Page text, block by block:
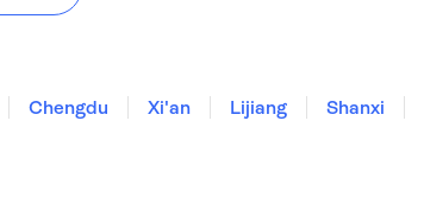
Chengdu Xi'an Lijiang Shanxi